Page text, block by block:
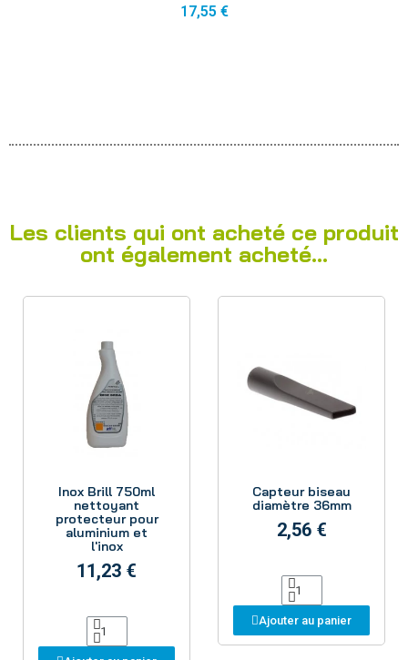
17,55 €
Les clients qui ont acheté ce produit
ont également acheté...
Inox Brill 750ml
nettoyant
protecteur pour
aluminium et
l'inox
11,23 €
Capteur biseau
diamètre 36mm
2,56 €
Ajouter au panier